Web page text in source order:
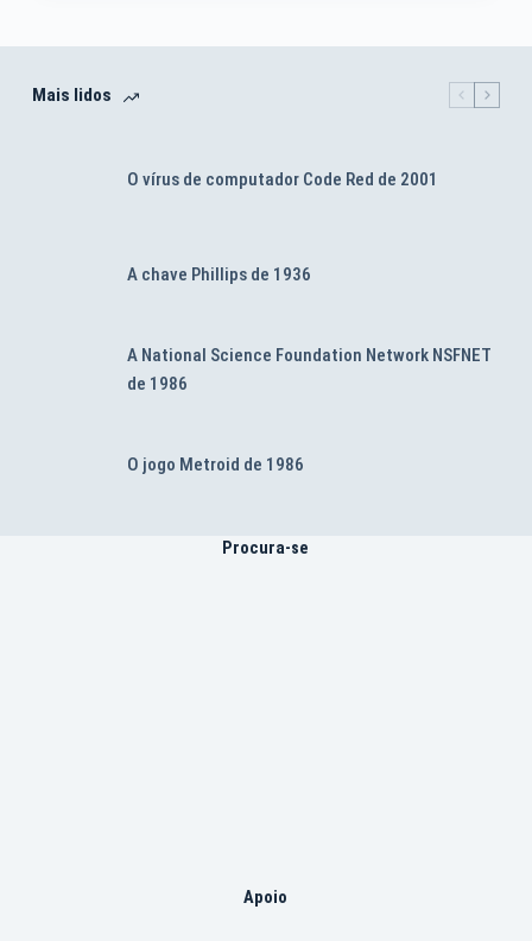
Mais lidos
O vírus de computador Code Red de 2001
A chave Phillips de 1936
A National Science Foundation Network NSFNET
de 1986
O jogo Metroid de 1986
Procura-se
Apoio